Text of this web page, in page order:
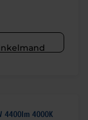
4400lm 4000K